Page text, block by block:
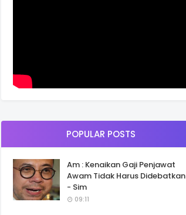
POPULAR POSTS
Am : Kenaikan Gaji Penjawat
Awam Tidak Harus Didebatkan
- Sim
09:11